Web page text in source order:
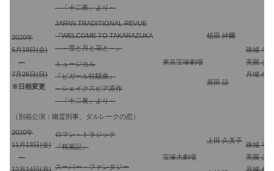
「十二夜」より～
2020年
6月19日(金)
～
7月26日(日)
※日程変更
JAPAN TRADITIONAL REVUE
『WELCOME TO TAKARAZUKA
－雪と月と花と－』
東京宝塚劇場
植田 紳爾
珠城 り
美園 さ
月城 か
ミュージカル
『ピガール狂騒曲』
～シェイクスピア原作
「十二夜」より～
原田 諒
（別箱公演：幽霊刑事、ダルレークの恋）
2020年
11月13日(金)
～
12月14日(月)
ロマン・トラジック
『桜嵐記』
宝塚大劇場
上田 久美子
珠城 り
美園 さ
月城 か
スーパー・ファンタジー